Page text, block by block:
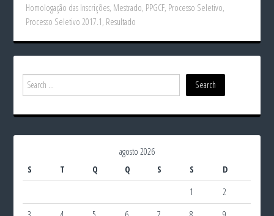
Homologação das Inscrições, Mestrado, PPGCF, Processo Seletivo,
Processo Seletivo 2017.1, Resultado
agosto 2026
S
T Q Q S S
D
1
2